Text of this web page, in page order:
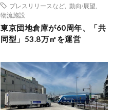
プレスリリースなど
動向/展望
物流施設
東京団地倉庫が60周年、「共
同型」53.8万㎡を運営